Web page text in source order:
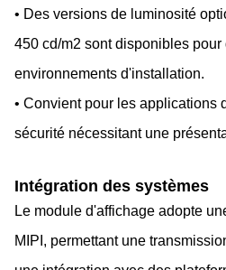
• Des versions de luminosité
450 cd/m2 sont disponibles pour
environnements d'installation.
• Convient pour les applications
sécurité nécessitant une
Intégration des systèmes
Le module d'affichage adopte
MIPI, permettant une